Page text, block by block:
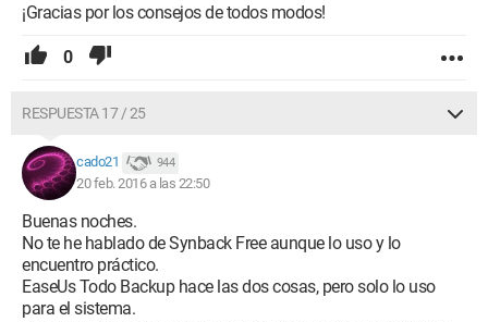
¡Gracias por los consejos de todos modos!
0
RESPUESTA 17 / 25
cado21 944
20 feb. 2016 a las 22:50
Buenas noches.
No te he hablado de Synback Free aunque lo uso y lo
encuentro práctico.
EaseUs Todo Backup hace las dos cosas, pero solo lo uso
para el sistema.